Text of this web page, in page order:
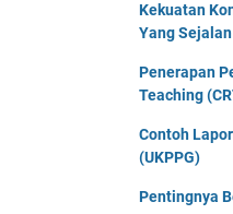
Kekuatan
Yang
Penerapan
Teaching
Contoh
(UKPPG)
Pentingnya